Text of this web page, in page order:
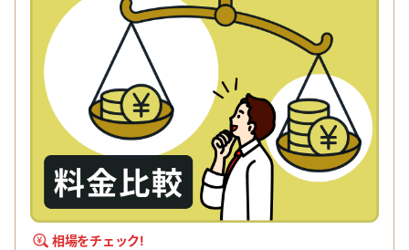
相場をチェック!